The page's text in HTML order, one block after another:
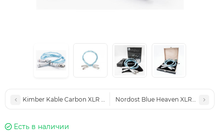
Kimber Kable Carbon XLR 1M Nordost Blue Heaven XLR-XLR 1M
Есть в наличии